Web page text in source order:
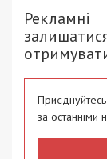
за останніми